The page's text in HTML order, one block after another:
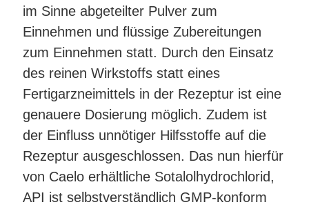
im Sinne abgeteilter Pulver zum
Einnehmen und flüssige Zubereitungen
zum Einnehmen statt. Durch den Einsatz
des reinen Wirkstoffs statt eines
Fertigarzneimittels in der Rezeptur ist eine
genauere Dosierung möglich. Zudem ist
der Einfluss unnötiger Hilfsstoffe auf die
Rezeptur ausgeschlossen. Das nun hierfür
von Caelo erhältliche Sotalolhydrochlorid,
API ist selbstverständlich GMP-konform